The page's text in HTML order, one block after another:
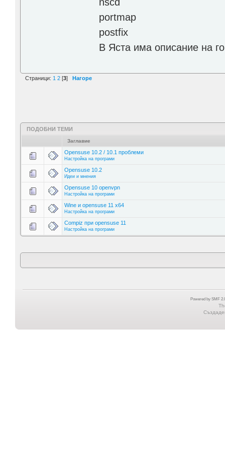
portmap
postfix
В Яста има описание на
Страници: 1 2 [3] Нагоре
ПОДОБНИ ТЕМИ
Заглавие
Opensuse 10.2 / 10.1 проблеми
Настройка на програми
Opensuse 10.2
Идеи и мнения
Opensuse 10 openvpn
Настройка на програми
Wine и opensuse 11 x64
Настройка на програми
Compiz при opensuse 11
Настройка на програми
Powered by SMF